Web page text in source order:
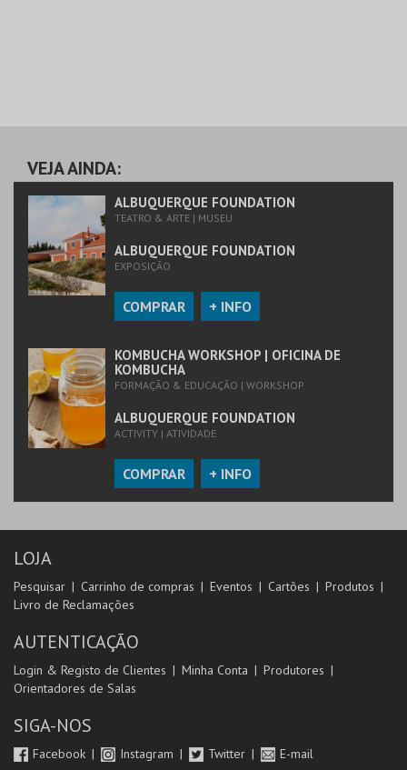
VEJA AINDA:
ALBUQUERQUE FOUNDATION
TEATRO & ARTE | MUSEU
ALBUQUERQUE FOUNDATION
EXPOSIÇÃO
COMPRAR + INFO
KOMBUCHA WORKSHOP | OFICINA DE
KOMBUCHA
FORMAÇÃO & EDUCAÇÃO | WORKSHOP
ALBUQUERQUE FOUNDATION
ACTIVITY | ATIVIDADE
COMPRAR + INFO
LOJA
Pesquisar Carrinho de compras Eventos Cartões
Produtos
Livro de Reclamações
AUTENTICAÇÃO
Login & Registo de Clientes Minha Conta
Produtores
Orientadores de Salas
SIGA-NOS
Facebook Instagram Twitter E-mail